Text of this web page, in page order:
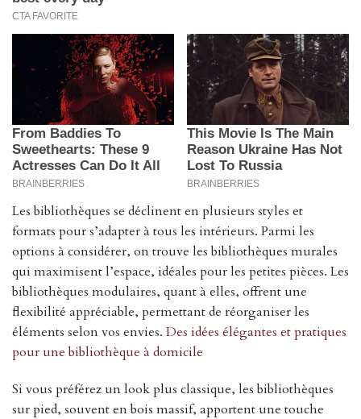
Les bibliothèques se déclinent en plusieurs styles et
formats pour s’adapter à tous les intérieurs. Parmi les
options à considérer, on trouve les bibliothèques murales
qui maximisent l’espace, idéales pour les petites pièces. Les
bibliothèques modulaires, quant à elles, offrent une
flexibilité appréciable, permettant de réorganiser les
éléments selon vos envies. Des idées élégantes et pratiques
pour une bibliothèque à domicile
Si vous préférez un look plus classique, les bibliothèques
sur pied, souvent en bois massif, apportent une touche